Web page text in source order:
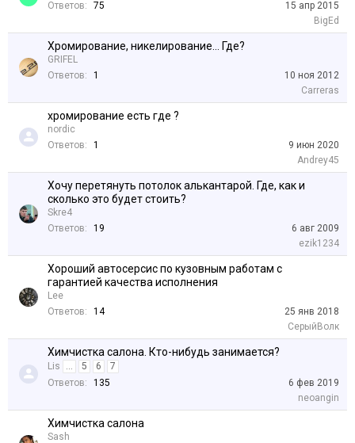
Ответов: 75
15 апр 2015
BigEd
Хромирование, никелирование... Где?
GRIFEL
Ответов:
1
10 ноя 2012
Carreras
хромирование есть где ?
nordic
Ответов:
1
9 июн 2020
Andrey45
Хочу перетянуть потолок алькантарой. Где, как и
сколько это будет стоить?
Skre4
Ответов:
19
6 авг 2009
ezik1234
Хороший автосерсис по кузовным работам с
гарантией качества исполнения
Lee
Ответов:
14
25 янв 2018
СерыйВолк
Химчистка салона. Кто-нибудь занимается?
Lis ... 5 6
7
Ответов:
135
6 фев 2019
neoangin
Химчистка салона
Sash